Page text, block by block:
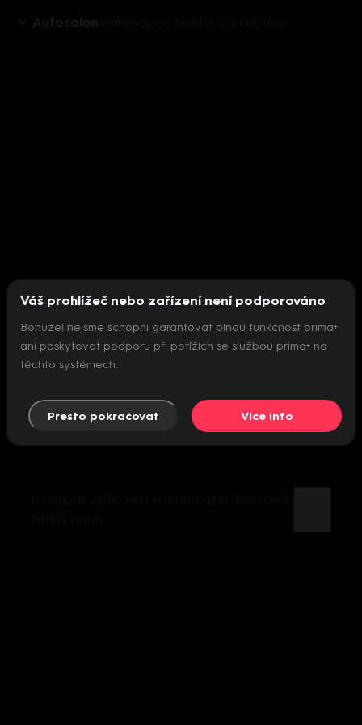
Autosalon
Nepodařilo se inicializovat přehrávač
Váš prohlížeč nebo zařízení není podporováno
Bohužel nejsme schopni garantovat plnou funkčnost prima+
ani poskytovat podporu při potížích se službou prima+ na
těchto systémech.
Přesto pokračovat Více info